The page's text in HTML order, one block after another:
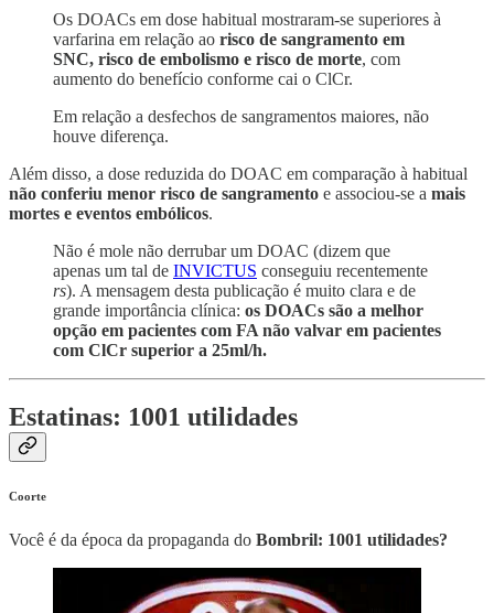
Os DOACs em dose habitual mostraram-se superiores à
varfarina em relação ao risco de sangramento em
SNC, risco de embolismo e risco de morte, com
aumento do benefício conforme cai o ClCr.
Em relação a desfechos de sangramentos maiores, não
houve diferença.
Além disso, a dose reduzida do DOAC em comparação à habitual
não conferiu menor risco de sangramento e associou-se a mais
mortes e eventos embólicos.
Não é mole não derrubar um DOAC (dizem que
apenas um tal de INVICTUS conseguiu recentemente
rs). A mensagem desta publicação é muito clara e de
grande importância clínica: os DOACs são a melhor
opção em pacientes com FA não valvar em pacientes
com ClCr superior a 25ml/h.
Estatinas: 1001 utilidades
Coorte
Você é da época da propaganda do Bombril: 1001 utilidades?